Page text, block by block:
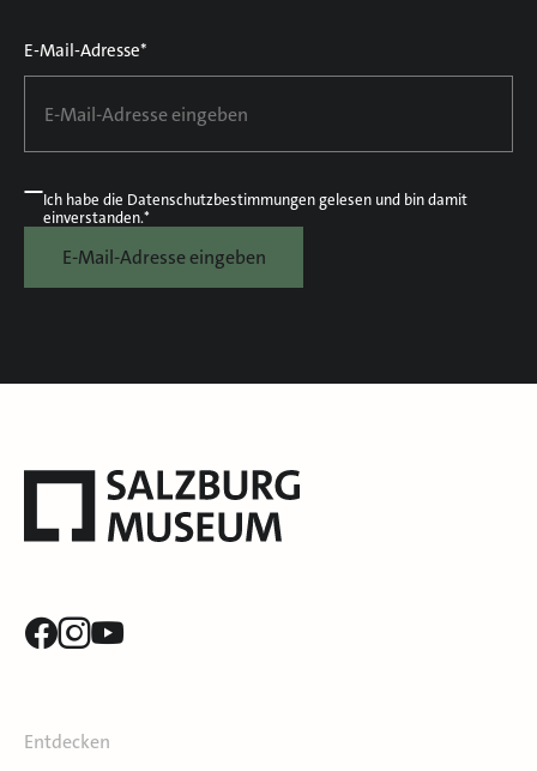
E-Mail-Adresse*
Ich habe die Datenschutzbestimmungengelesen und bin damit
einverstanden.*
E-Mail-Adresse eingeben
Entdecken